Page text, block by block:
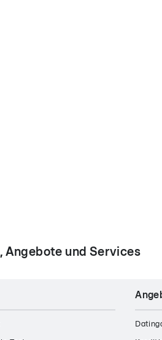
Angebote und Services